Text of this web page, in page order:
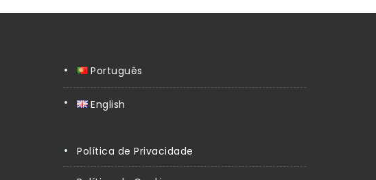
Português
English
Política de Privacidade